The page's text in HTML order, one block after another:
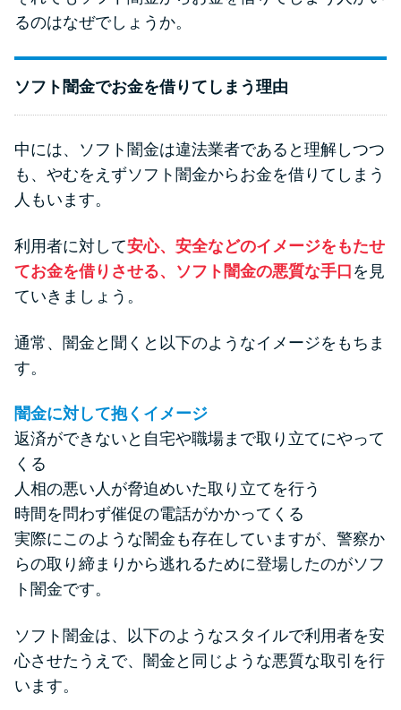
アコムはブラックでも審査に通
方法
アコムとレイクどっちがいい
の？ カードローンの選び方を徹
底解説！
説！ もっとも便利でお得な返済
方法はどれ？
落ちる？バンクイックの口コミ
みずほ銀行カードローンの問い
合わせ先とシーン別の問い合わ
せ方法
るのはなぜでしょうか。
ソフト闇金でお金を借りてしまう理由
中には、ソフト闇金は違法業者であると理解しつつ
も、やむをえずソフト闇金からお金を借りてしまう
人もいます。
利用者に対して安心、安全などのイメージをもたせ
てお金を借りさせる、ソフト闇金の悪質な手口 を見
ていきましょう。
通常、闇金と聞くと以下のようなイメージをもちま
す。
闇金に対して抱くイメージ
返済ができないと自宅や職場まで取り立てにやって
くる
人相の悪い人が脅迫めいた取り立てを行う
時間を問わず催促の電話がかかってくる
実際にこのような闇金も存在していますが、警察か
らの取り締まりから逃れるために登場したのがソフ
ト闇金です。
ソフト闇金は、以下のようなスタイルで利用者を安
心させたうえで、闇金と同じような悪質な取引を行
います。